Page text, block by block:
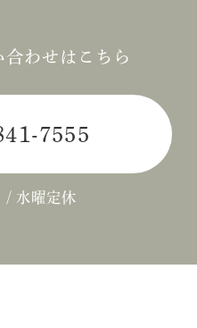
わせはこちら
7555
/ 水曜定休